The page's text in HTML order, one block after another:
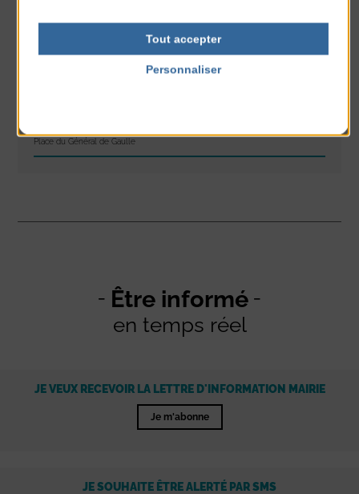
Place du Général de Gaulle
Être informé
en temps réel
JE VEUX RECEVOIR LA LETTRE D'INFORMATION MAIRIE
Je m'abonne
JE SOUHAITE ÊTRE ALERTÉ PAR SMS
Tout accepter
Personnaliser